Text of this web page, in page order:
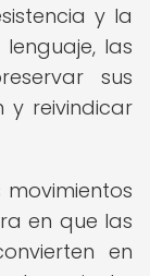
y la
las
sus
y reivindicar
en que las
en